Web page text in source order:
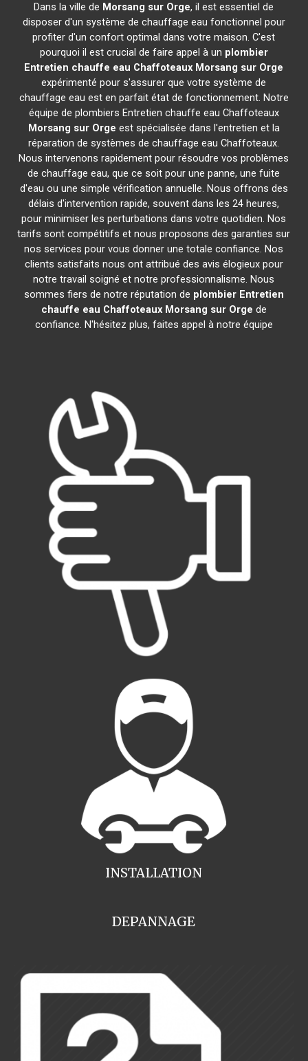
Dans la ville de Morsang sur Orge, il est essentiel de
disposer d'un système de chauffage eau fonctionnel pour
profiter d'un confort optimal dans votre maison. C'est
pourquoi il est crucial de faire appel à un plombier
Entretien chauffe eau Chaffoteaux Morsang sur Orge
expérimenté pour s'assurer que votre système de
chauffage eau est en parfait état de fonctionnement. Notre
équipe de plombiers Entretien chauffe eau Chaffoteaux
Morsang sur Orge est spécialisée dans l'entretien et la
réparation de systèmes de chauffage eau Chaffoteaux.
Nous intervenons rapidement pour résoudre vos problèmes
de chauffage eau, que ce soit pour une panne, une fuite
d'eau ou une simple vérification annuelle. Nous offrons des
délais d'intervention rapide, souvent dans les 24 heures,
pour minimiser les perturbations dans votre quotidien. Nos
tarifs sont compétitifs et nous proposons des garanties sur
nos services pour vous donner une totale confiance. Nos
clients satisfaits nous ont attribué des avis élogieux pour
notre travail soigné et notre professionnalisme. Nous
sommes fiers de notre réputation de plombier Entretien
chauffe eau Chaffoteaux Morsang sur Orge de
confiance. N'hésitez plus, faites appel à notre équipe
INSTALLATION
DEPANNAGE